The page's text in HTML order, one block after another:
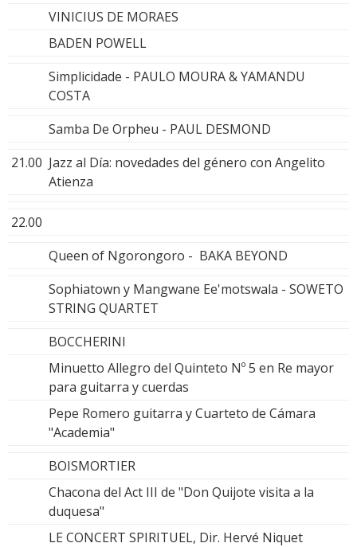
VINICIUS DE MORAES
BADEN POWELL
Simplicidade - PAULO MOURA & YAMANDU
COSTA
Samba De Orpheu - PAUL DESMOND
21.00 Jazz al Día: novedades del género con Angelito
Atienza
22.00
Queen of Ngorongoro - BAKA BEYOND
Sophiatown y Mangwane Ee'motswala - SOWETO
STRING QUARTET
BOCCHERINI
Minuetto Allegro del Quinteto Nº 5 en Re mayor
para guitarra y cuerdas
Pepe Romero guitarra y Cuarteto de Cámara
"Academia"
BOISMORTIER
Chacona del Act III de "Don Quijote visita a la
duquesa"
LE CONCERT SPIRITUEL, Dir. Hervé Niquet